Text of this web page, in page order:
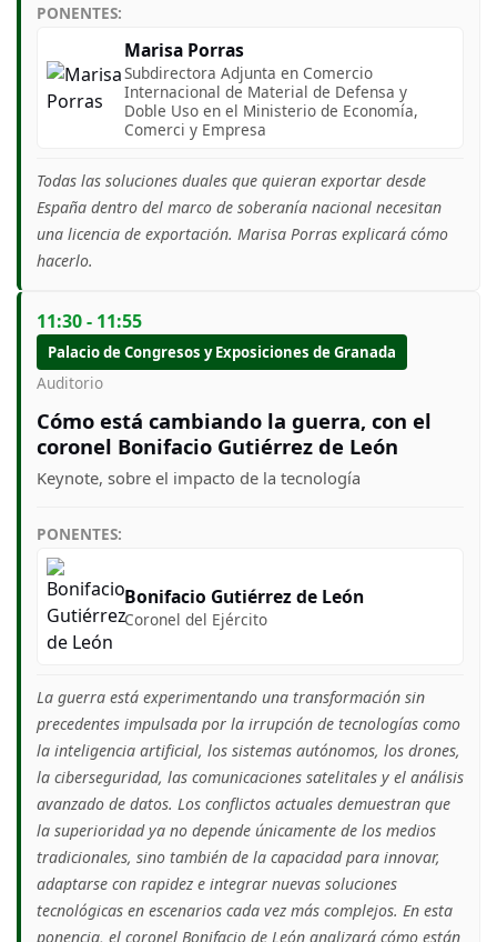
PONENTES:
Marisa Porras
Subdirectora Adjunta en Comercio
Internacional de Material de Defensa y
Doble Uso en el Ministerio de Economía,
Comerci y Empresa
Todas las soluciones duales que quieran exportar desde
España dentro del marco de soberanía nacional necesitan
una licencia de exportación. Marisa Porras explicará cómo
hacerlo.
11:30 - 11:55
Palacio de Congresos y Exposiciones de Granada
Auditorio
Cómo está cambiando la guerra, con el
coronel Bonifacio Gutiérrez de León
Keynote, sobre el impacto de la tecnología
PONENTES:
Bonifacio Gutiérrez de León
Coronel del Ejército
La guerra está experimentando una transformación sin
precedentes impulsada por la irrupción de tecnologías como
la inteligencia artificial, los sistemas autónomos, los drones,
la ciberseguridad, las comunicaciones satelitales y el análisis
avanzado de datos. Los conflictos actuales demuestran que
la superioridad ya no depende únicamente de los medios
tradicionales, sino también de la capacidad para innovar,
adaptarse con rapidez e integrar nuevas soluciones
tecnológicas en escenarios cada vez más complejos. En esta
ponencia, el coronel Bonifacio de León analizará cómo están